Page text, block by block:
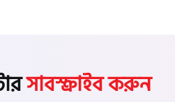
সাবস্ক্রাইব করুন